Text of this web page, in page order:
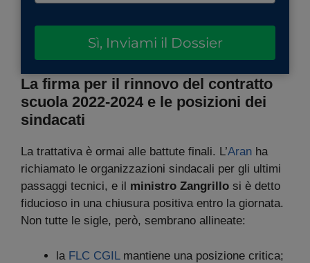
Sì, Inviami il Dossier
La firma per il rinnovo del contratto
scuola 2022-2024 e le posizioni dei
sindacati
La trattativa è ormai alle battute finali. L’Aran ha
richiamato le organizzazioni sindacali per gli ultimi
passaggi tecnici, e il ministro Zangrillo si è detto
fiducioso in una chiusura positiva entro la giornata.
Non tutte le sigle, però, sembrano allineate:
la FLC CGILmantiene una posizione critica;